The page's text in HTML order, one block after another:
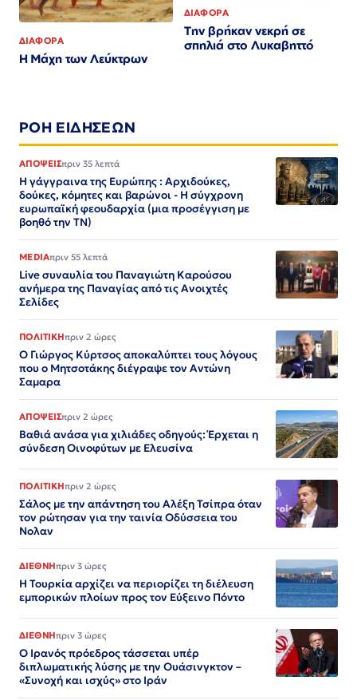
ΔΙΑΦΟΡΑ
Η Μάχη των Λεύκτρων
ΔΙΑΦΟΡΑ
Την βρήκαν νεκρή σε
σπηλιά στο Λυκαβηττό
ΡΟΗ ΕΙΔΗΣΕΩΝ
ΑΠΟΨΕΙΣπριν 35 λεπτά
Η γάγγραινα της Ευρώπης : Αρχιδούκες,
δούκες, κόμητες και βαρώνοι - Η σύγχρονη
ευρωπαϊκή φεουδαρχία (μια προσέγγιση με
βοηθό την ΤΝ)
MEDIAπριν 55 λεπτά
Live συναυλία του Παναγιώτη Καρούσου
ανήμερα της Παναγίας από τις Ανοιχτές
Σελίδες
ΠΟΛΙΤΙΚΗπριν 2 ώρες
Ο Γιώργος Κύρτσος αποκαλύπτει τους λόγους
που ο Μητσοτάκης διέγραψε τον Αντώνη
Σαμαρα
ΑΠΟΨΕΙΣπριν 2 ώρες
Βαθιά ανάσα για χιλιάδες οδηγούς: Έρχεται η
σύνδεση Οινοφύτων με Ελευσίνα
ΠΟΛΙΤΙΚΗπριν 2 ώρες
Σάλος με την απάντηση του Αλέξη Τσίπρα όταν
τον ρώτησαν για την ταινία Οδύσσεια του
Νολαν
ΔΙΕΘΝΗπριν 3 ώρες
Η Τουρκία αρχίζει να περιορίζει τη διέλευση
εμπορικών πλοίων προς τον Εύξεινο Πόντο
ΔΙΕΘΝΗπριν 3 ώρες
Ο Ιρανός πρόεδρος τάσσεται υπέρ
διπλωματικής λύσης με την Ουάσινγκτον –
«Συνοχή και ισχύς» στο Ιράν​​​​​​​​​​​​​​​​​​​​​​​​​​​​​​​​​​​​​​​​​​​​​​​​​​